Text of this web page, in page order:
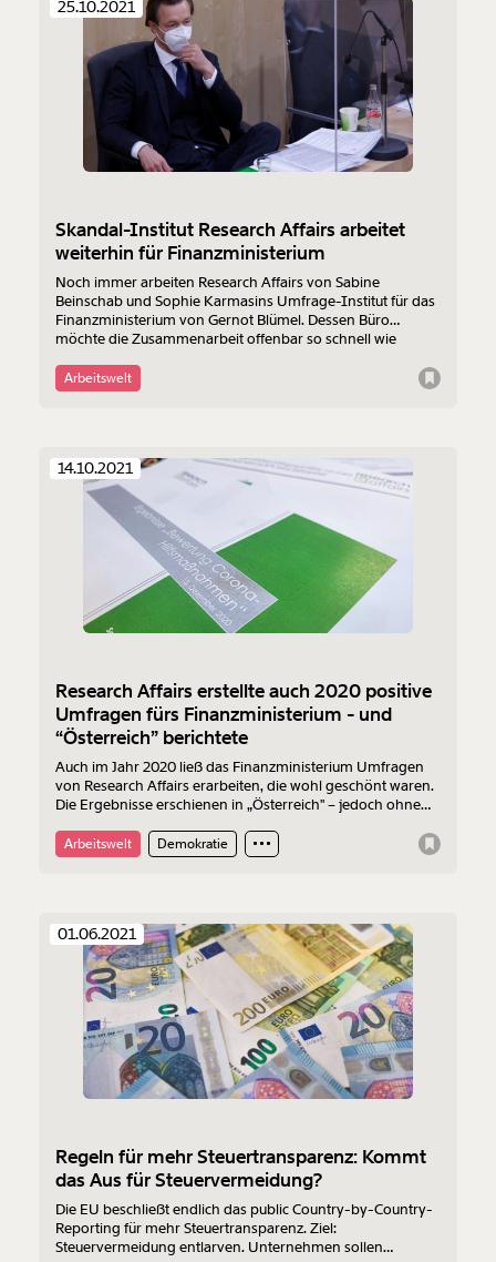
25.10.2021
Skandal-Institut Research Affairs arbeitet
weiterhin für Finanzministerium
Noch immer arbeiten Research Affairs von Sabine
Beinschab und Sophie Karmasins Umfrage-Institut für das
Finanzministerium von Gernot Blümel. Dessen Büro
möchte die Zusammenarbeit offenbar so schnell wie
Vizekanzlers Werner Kogler arbeitet aktuell ebenfalls mit
einer der Hauptfiguren im Skandal um manipulierte
Arbeitswelt
14.10.2021
Research Affairs erstellte auch 2020 positive
Umfragen fürs Finanzministerium - und
“Österreich” berichtete
Auch im Jahr 2020 ließ das Finanzministerium Umfragen
von Research Affairs erarbeiten, die wohl geschönt waren.
Die Ergebnisse erschienen in „Österreich" – jedoch ohne
der 60.000 Euro teuren Umfrage zu den Corona-
Maßnahmen waren so gestellt, dass schmeichelhafte
Arbeitswelt Demokratie
01.06.2021
Regeln für mehr Steuertransparenz: Kommt
das Aus für Steuervermeidung?
Die EU beschließt endlich das public Country-by-Country-
Reporting für mehr Steuertransparenz. Ziel:
Steuervermeidung entlarven. Unternehmen sollen